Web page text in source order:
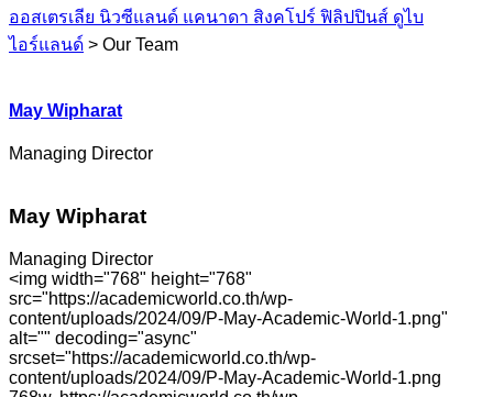
ออสเตรเลีย นิวซีแลนด์ แคนาดา สิงคโปร์ ฟิลิปปินส์ ดูไบ
ไอร์แลนด์ > Our Team
May Wipharat
Managing Director
May Wipharat
Managing Director
<img width="768" height="768"
src="https://academicworld.co.th/wp-
content/uploads/2024/09/P-May-Academic-World-1.png"
alt="" decoding="async"
srcset="https://academicworld.co.th/wp-
content/uploads/2024/09/P-May-Academic-World-1.png